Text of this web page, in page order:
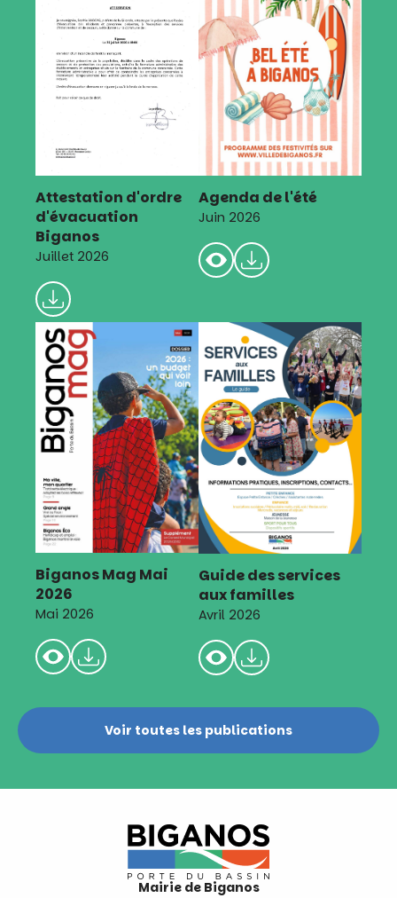
Attestation d'ordre
d'évacuation
Biganos
Juillet 2026
Agenda de l'été
Juin 2026
Biganos Mag Mai
2026
Mai 2026
Guide des services
aux familles
Avril 2026
Voir toutes les publications
Mairie de Biganos